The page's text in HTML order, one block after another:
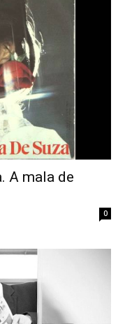
A mala de
0